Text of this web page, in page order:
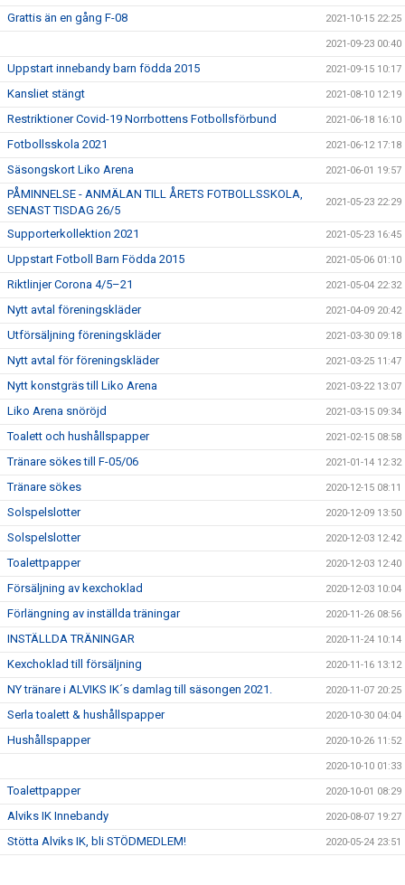
Grattis än en gång F-08 2021-10-15 22:25
2021-09-23 00:40
Uppstart innebandy barn födda 2015 2021-09-15 10:17
Kansliet stängt 2021-08-10 12:19
Restriktioner Covid-19 Norrbottens Fotbollsförbund 2021-06-18 16:10
Fotbollsskola 2021 2021-06-12 17:18
Säsongskort Liko Arena 2021-06-01 19:57
PÅMINNELSE - ANMÄLAN TILL ÅRETS FOTBOLLSSKOLA,
SENAST TISDAG 26/5
2021-05-23 22:29
Supporterkollektion 2021 2021-05-23 16:45
Uppstart Fotboll Barn Födda 2015 2021-05-06 01:10
Riktlinjer Corona 4/5–21 2021-05-04 22:32
Nytt avtal föreningskläder 2021-04-09 20:42
Utförsäljning föreningskläder 2021-03-30 09:18
Nytt avtal för föreningskläder 2021-03-25 11:47
Nytt konstgräs till Liko Arena 2021-03-22 13:07
Liko Arena snöröjd 2021-03-15 09:34
Toalett och hushållspapper 2021-02-15 08:58
Tränare sökes till F-05/06 2021-01-14 12:32
Tränare sökes 2020-12-15 08:11
Solspelslotter 2020-12-09 13:50
Solspelslotter 2020-12-03 12:42
Toalettpapper 2020-12-03 12:40
Försäljning av kexchoklad 2020-12-03 10:04
Förlängning av inställda träningar 2020-11-26 08:56
INSTÄLLDA TRÄNINGAR 2020-11-24 10:14
Kexchoklad till försäljning 2020-11-16 13:12
NY tränare i ALVIKS IK´s damlag till säsongen 2021. 2020-11-07 20:25
Serla toalett & hushållspapper 2020-10-30 04:04
Hushållspapper 2020-10-26 11:52
2020-10-10 01:33
Toalettpapper 2020-10-01 08:29
Alviks IK Innebandy 2020-08-07 19:27
Stötta Alviks IK, bli STÖDMEDLEM! 2020-05-24 23:51